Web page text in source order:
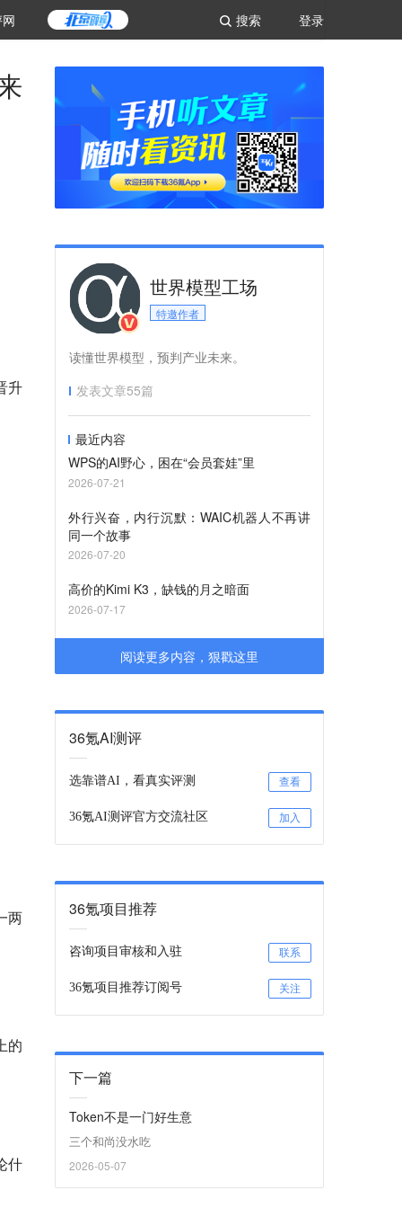
登录
搜索
升
两
的
什
世界模型工场
特邀作者
读懂世界模型，预判产业未来。
发表文章55篇
最近内容
WPS的AI野心，困在“会员套娃”里
2026-07-21
外行兴奋，内行沉默：WAIC机器人不再讲
同一个故事
2026-07-20
高价的Kimi K3，缺钱的月之暗面
2026-07-17
阅读更多内容，狠戳这里
36氪AI测评
选靠谱AI，看真实评测 查看
36氪AI测评官方交流社区 加入
36氪项目推荐
咨询项目审核和入驻 联系
36氪项目推荐订阅号 关注
下一篇
Token不是一门好生意
三个和尚没水吃
2026-05-07